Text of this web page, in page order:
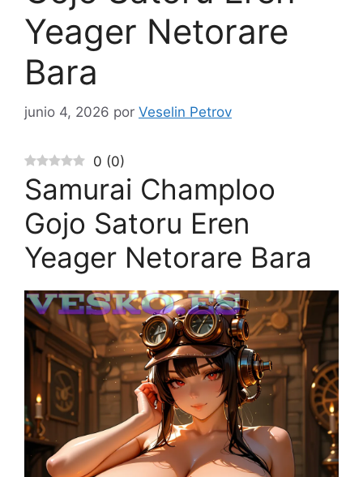
Yeager Netorare
Bara
junio 4, 2026 por Veselin Petrov
0 (0)
Samurai Champloo
Gojo Satoru Eren
Yeager Netorare Bara